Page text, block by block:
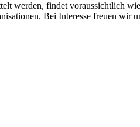
werden, findet voraussichtlich
Bei Interesse freuen wir